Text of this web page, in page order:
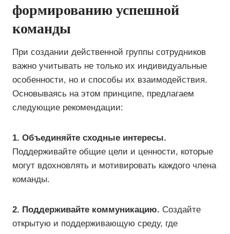
формированию успешной
команды
При создании действенной группы сотрудников
важно учитывать не только их индивидуальные
особенности, но и способы их взаимодействия.
Основываясь на этом принципе, предлагаем
следующие рекомендации:
1. Объединяйте сходные интересы.
Поддерживайте общие цели и ценности, которые
могут вдохновлять и мотивировать каждого члена
команды.
2. Поддерживайте коммуникацию. Создайте
открытую и поддерживающую среду, где